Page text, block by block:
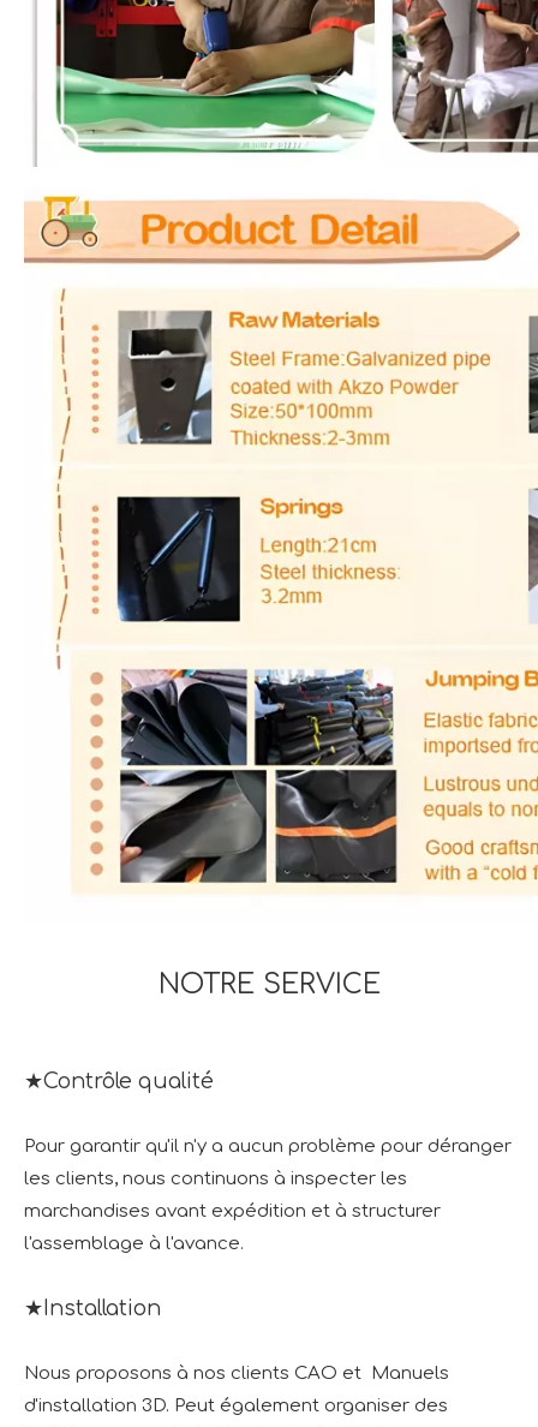
NOTRE SERVICE
★Contrôle qualité
Pour garantir qu'il n'y a aucun problème pour déranger
les clients, nous continuons à inspecter les
marchandises avant expédition et à structurer
l'assemblage à l'avance.
★Installation
Nous proposons à nos clients CAO et Manuels
d'installation 3D. Peut également organiser des